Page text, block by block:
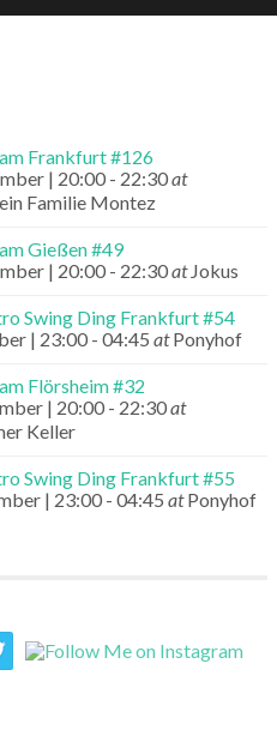
Frankfurt #126
| 20:00 - 22:30at
Familie Montez
Gießen #49
| 20:00 - 22:30at Jokus
Swing Ding Frankfurt #54
| 23:00 - 04:45 atPonyhof
Flörsheim #32
| 20:00 - 22:30at
Keller
Swing Ding Frankfurt #55
| 23:00 - 04:45 atPonyhof